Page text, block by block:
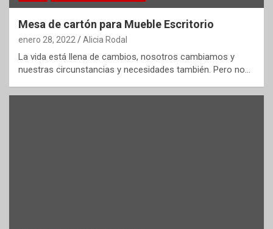
Mesa de cartón para Mueble Escritorio
enero 28, 2022 Alicia Rodal
La vida está llena de cambios, nosotros cambiamos y
nuestras circunstancias y necesidades también. Pero no…